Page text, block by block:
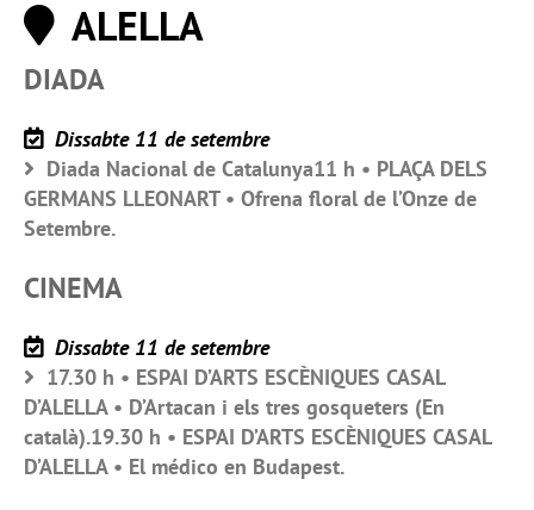
ALELLA
DIADA
Dissabte 11 de setembre
Diada Nacional de Catalunya11 h • PLAÇA DELS
GERMANS LLEONART • Ofrena floral de l’Onze de
Setembre.
CINEMA
Dissabte 11 de setembre
17.30 h • ESPAI D’ARTS ESCÈNIQUES CASAL
D’ALELLA • D’Artacan i els tres gosqueters (En
català).19.30 h • ESPAI D’ARTS ESCÈNIQUES CASAL
D’ALELLA • El médico en Budapest.